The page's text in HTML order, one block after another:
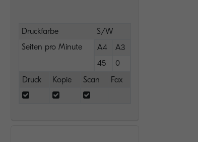
Druckfarbe
S/W
Seiten pro Minute
A4
A3
45
0
Druck
Kopie Scan Fax